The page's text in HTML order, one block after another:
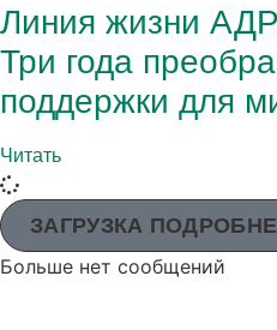
Линия жизни
Три года
поддержки для
Читать
ЗАГРУЗКА
Больше нет сообщений